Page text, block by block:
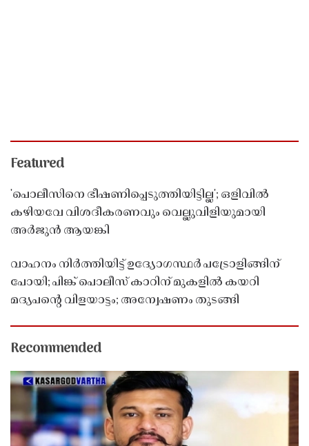
Featured
'പൊലീസിനെ ഭീഷണിപ്പെടുത്തിയിട്ടില്ല'; ഒളിവിൽ
കഴിയവേ വിശദീകരണവും വെല്ലുവിളിയുമായി
അർജുൻ ആയങ്കി
വാഹനം നിർത്തിയിട്ട് ഉദ്യോഗസ്ഥർ പട്രോളിങ്ങിന്
പോയി; പിങ്ക് പൊലീസ് കാറിന് മുകളിൽ കയറി
മദ്യപൻ്റെ വിളയാട്ടം; അന്വേഷണം തുടങ്ങി
Recommended